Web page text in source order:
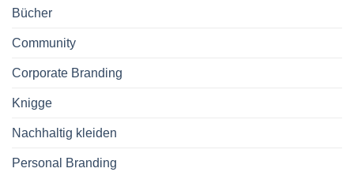
Bücher
Community
Corporate Branding
Knigge
Nachhaltig kleiden
Personal Branding